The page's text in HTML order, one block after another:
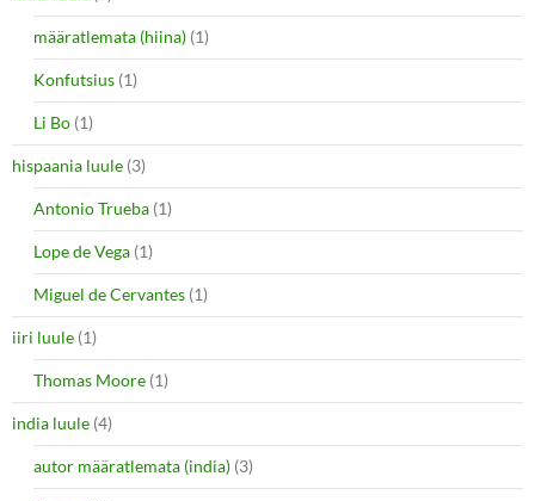
määratlemata (hiina) (1)
Konfutsius (1)
Li Bo (1)
hispaania luule (3)
Antonio Trueba (1)
Lope de Vega (1)
Miguel de Cervantes (1)
iiri luule (1)
Thomas Moore (1)
india luule (4)
autor määratlemata (india) (3)